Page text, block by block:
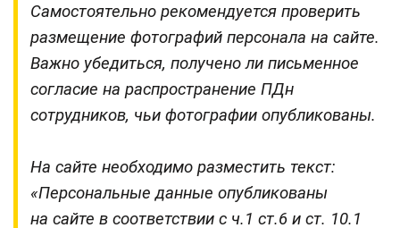
Самостоятельно рекомендуется проверить
размещение фотографий персонала на сайте.
Важно убедиться, получено ли письменное
согласие на распространение ПДн
сотрудников, чьи фотографии опубликованы.
На сайте необходимо разместить текст:
«Персональные данные опубликованы
на сайте в соответствии с ч.1 ст.6 и ст. 10.1